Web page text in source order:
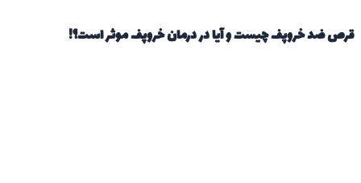
قرص ضد خروپف چیست و آیا در درمان خروپف موثر است؟!